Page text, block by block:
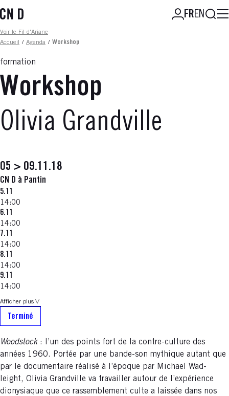
au
principal
FREN
Fil d'ariane
Voir le Fil d'Ariane
Accueil
/ Agenda / Workshop
formation
Workshop
Olivia Grandville
05 > 09.11.18
CN D à Pantin
5.11
14:00
6.11
14:00
7.11
14:00
8.11
14:00
9.11
14:00
Afficher plus
Terminé
Woodstock: l’un des points fort de la contre-culture des
années 1960. Portée par une bande-son mythique autant que
par le documentaire réalisé à l’époque par Michael Wad-
leight, Olivia Grandville va travailler autour de l’expérience
dionysiaque que ce rassemblement culte a laissée dans nos